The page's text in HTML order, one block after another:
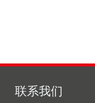
联系我们